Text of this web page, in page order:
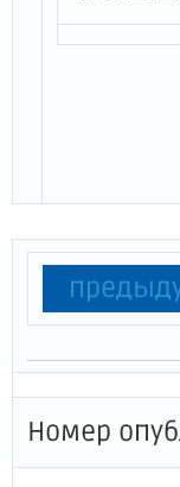
Номер